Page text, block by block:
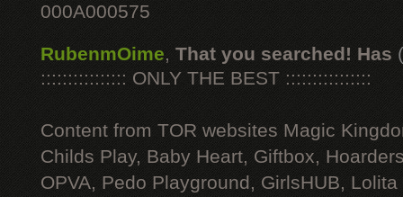
000A000575
RubenmOime, That you searched! Has
:::::::::::::::: ONLY THE BEST ::::::::::::::::
Content from TOR websites Magic
Childs Play, Baby Heart, Giftbox,
OPVA, Pedo Playground, GirlsHUB, Lolita